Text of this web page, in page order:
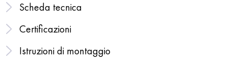
Scheda tecnica
Certificazioni
Istruzioni di montaggio